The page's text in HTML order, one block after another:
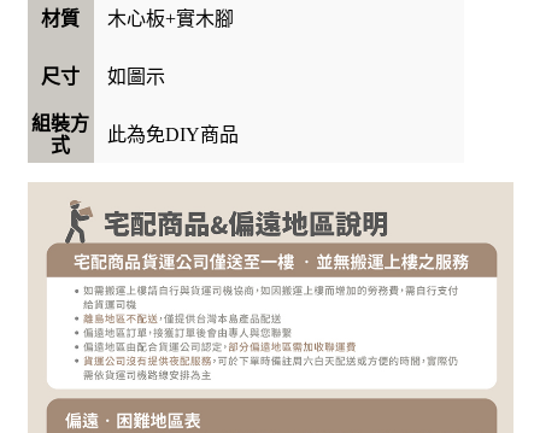
材質 木心板+實木腳
尺寸 如圖示
組裝方
式
此為免DIY商品